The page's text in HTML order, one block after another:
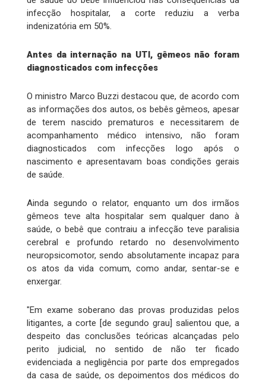
infecção hospitalar, a corte reduziu a verba
indenizatória em 50%.
Antes da internação na UTI, gêmeos não foram
diagnosticados com infecções
O ministro Marco Buzzi destacou que, de acordo com
as informações dos autos, os bebês gêmeos, apesar
de terem nascido prematuros e necessitarem de
acompanhamento médico intensivo, não foram
diagnosticados com infecções logo após o
nascimento e apresentavam boas condições gerais
de saúde.
Ainda segundo o relator, enquanto um dos irmãos
gêmeos teve alta hospitalar sem qualquer dano à
saúde, o bebê que contraiu a infecção teve paralisia
cerebral e profundo retardo no desenvolvimento
neuropsicomotor, sendo absolutamente incapaz para
os atos da vida comum, como andar, sentar-se e
enxergar.
"Em exame soberano das provas produzidas pelos
litigantes, a corte [de segundo grau] salientou que, a
despeito das conclusões teóricas alcançadas pelo
perito judicial, no sentido de não ter ficado
evidenciada a negligência por parte dos empregados
da casa de saúde, os depoimentos dos médicos do